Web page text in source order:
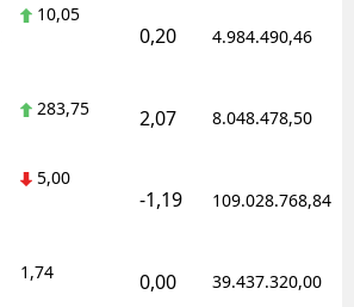
10,05
0,20 4.984.490,46
283,75 2,07 8.048.478,50
5,00
-1,19 109.028.768,84
1,74 0,00 39.437.320,00